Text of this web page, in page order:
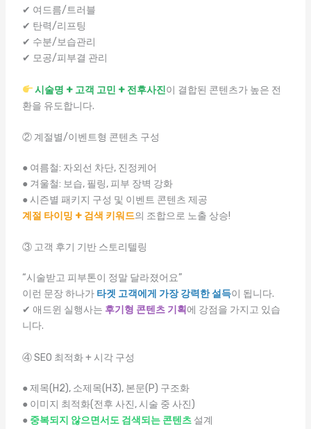
✔ 여드름/트러블
✔ 탄력/리프팅
✔ 수분/보습관리
✔ 모공/피부결 관리
시술명 + 고객 고민 + 전후사진이 결합된 콘텐츠가 높은 전
환을 유도합니다.
② 계절별/이벤트형 콘텐츠 구성
● 여름철: 자외선 차단, 진정케어
● 겨울철: 보습, 필링, 피부 장벽 강화
● 시즌별 패키지 구성 및 이벤트 콘텐츠 제공
계절 타이밍 + 검색 키워드의 조합으로 노출 상승!
③ 고객 후기 기반 스토리텔링
“시술받고 피부톤이 정말 달라졌어요”
이런 문장 하나가 타겟 고객에게 가장 강력한 설득이 됩니다.
✔ 애드윈 실행사는 후기형 콘텐츠 기획 에 강점을 가지고 있습
니다.
④ SEO 최적화 + 시각 구성
● 제목(H2), 소제목(H3), 본문(P) 구조화
● 이미지 최적화(전후 사진, 시술 중 사진)
● 중복되지 않으면서도 검색되는 콘텐츠설계